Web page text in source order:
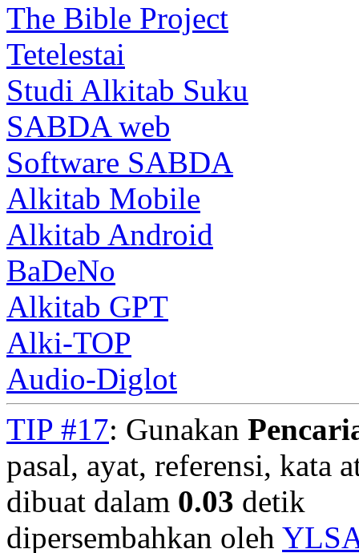
The Bible Project
Tetelestai
Studi Alkitab Suku
SABDA web
Software SABDA
Alkitab Mobile
Alkitab Android
BaDeNo
Alkitab GPT
Alki-TOP
Audio-Diglot
TIP #17: Gunakan
pasal, ayat, referensi, kata
dibuat dalam 0.03 detik
dipersembahkan oleh